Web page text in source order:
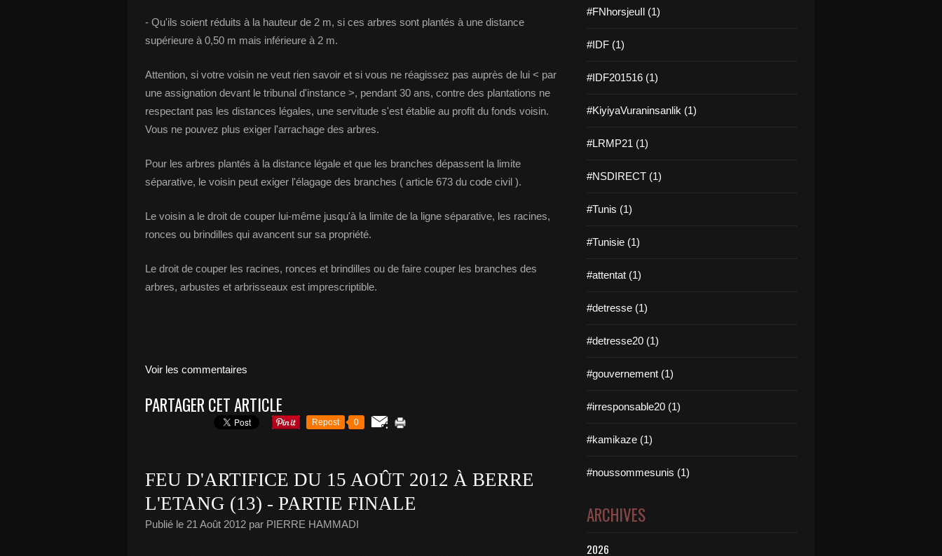
- Qu'ils soient réduits à la hauteur de 2 m, si ces arbres sont plantés à une distance
supérieure à 0,50 m mais inférieure à 2 m.
Attention, si votre voisin ne veut rien savoir et si vous ne réagissez pas auprès de lui < par
une assignation devant le tribunal d'instance >, pendant 30 ans, contre des plantations ne
respectant pas les distances légales, une servitude s'est établie au profit du fonds voisin.
Vous ne pouvez plus exiger l'arrachage des arbres.
Pour les arbres plantés à la distance légale et que les branches dépassent la limite
séparative, le voisin peut exiger l'élagage des branches ( article 673 du code civil ).
Le voisin a le droit de couper lui-même jusqu'à la limite de la ligne séparative, les racines,
ronces ou brindilles qui avancent sur sa propriété.
Le droit de couper les racines, ronces et brindilles ou de faire couper les branches des
arbres, arbustes et arbrisseaux est imprescriptible.
Voir les commentaires
PARTAGER CET ARTICLE
Repost 0
FEU D'ARTIFICE DU 15 AOÛT 2012 À BERRE
L'ETANG (13) - PARTIE FINALE
Publié le 21 Août 2012 par PIERRE HAMMADI
#FNhorsjeuIl (1)
#IDF (1)
#IDF201516 (1)
#KiyiyaVuraninsanlik (1)
#LRMP21 (1)
#NSDIRECT (1)
#Tunis (1)
#Tunisie (1)
#attentat (1)
#detresse (1)
#detresse20 (1)
#gouvernement (1)
#irresponsable20 (1)
#kamikaze (1)
#noussommesunis (1)
ARCHIVES
2026